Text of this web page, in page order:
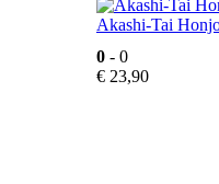
Akashi-Tai
0 - 0
€ 23,90